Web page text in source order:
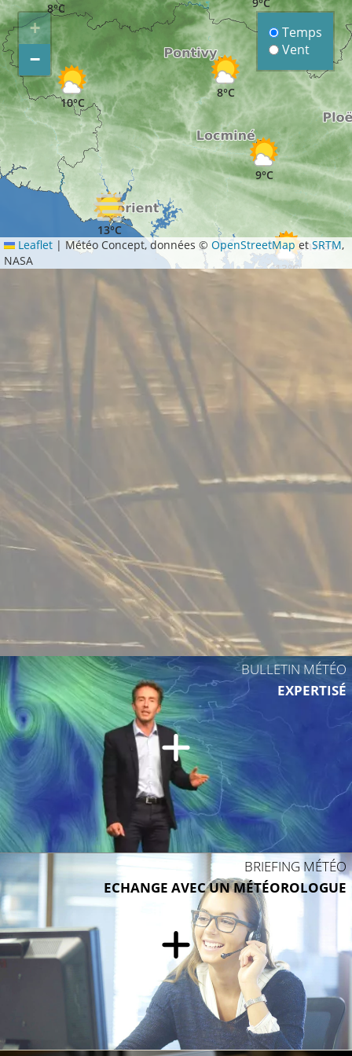
10°C
9°C
13°C
14°C
8°C
13°C
8°C 9°C
+
−
Temps
Vent
Leaflet | Météo Concept, données ©OpenStreetMap etSRTM,
NASA
BULLETIN MÉTÉO
EXPERTISÉ
BRIEFING MÉTÉO
ECHANGE AVEC UN MÉTÉOROLOGUE